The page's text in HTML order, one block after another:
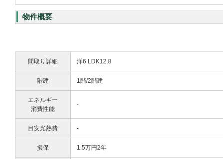
物件概要
間取り詳細 洋6 LDK12.8
階建 1階/2階建
エネルギー
消費性能
-
目安光熱費 -
損保 1.5万円2年